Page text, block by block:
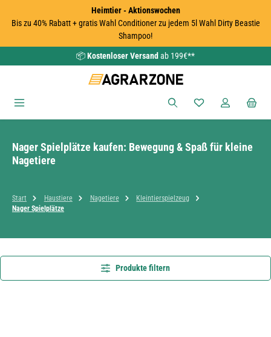
Heimtier - Aktionswochen
Bis zu 40% Rabatt + gratis Wahl Conditioner zu jedem 5l Wahl Dirty Beastie
Shampoo!
📦Kostenloser Versand ab 199€**
Du hast 0
Nager Spielplätze kaufen: Bewegung & Spaß für kleine
Nagetiere
Start Haustiere Nagetiere
Kleintierspielzeug
Nager Spielplätze
Produkte filtern